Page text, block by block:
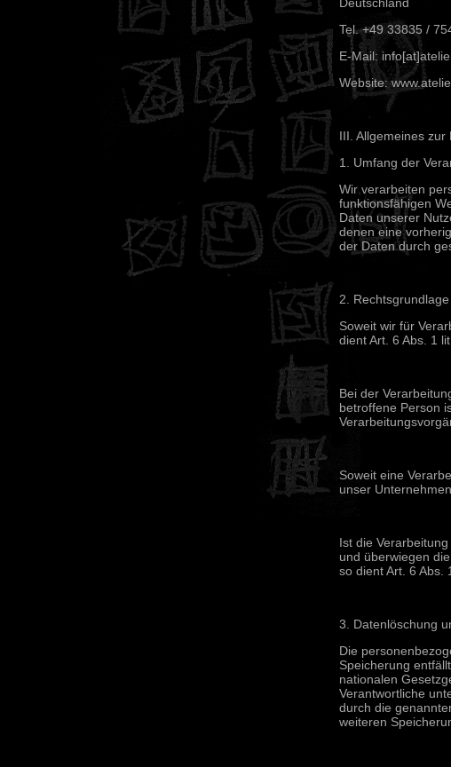
Tel. +49 33835 /
E-Mail:
Website:
III. Allgemeines
1. Umfang der
Wir verarbeiten
funktionsfähigen
Daten unserer
denen eine
der Daten durch
2.
Soweit wir für
dient Art. 6 Abs. 1
Bei der
betroffene Person
Soweit eine
unser
Ist die
und überwiegen
so dient Art. 6 Abs.
3. Datenlöschung
Die
Speicherung
nationalen
Verantwortliche
durch die
weiteren